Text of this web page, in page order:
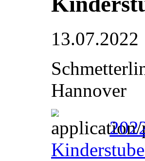
13.07.2022
Hannover